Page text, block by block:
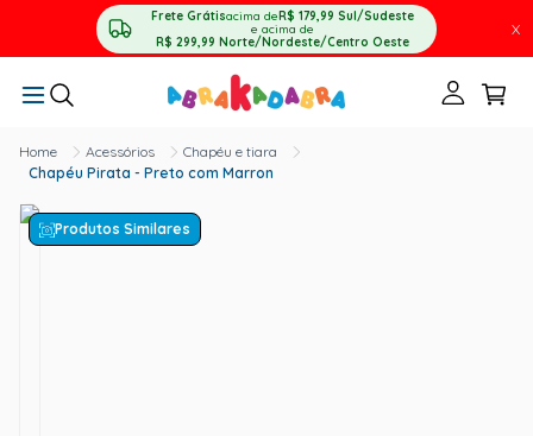
Frete Grátisacima deR$ 179,99 Sul/Sudeste
e acima de
R$ 299,99 Norte/Nordeste/Centro Oeste
X
Acessórios
Chapéu e tiara
Chapéu Pirata - Preto com Marron
Produtos Similares